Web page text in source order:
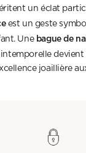
un éclat
est un geste
Une bague de
devient
joaillière